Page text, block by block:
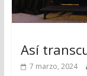
Así
7 marzo, 2024